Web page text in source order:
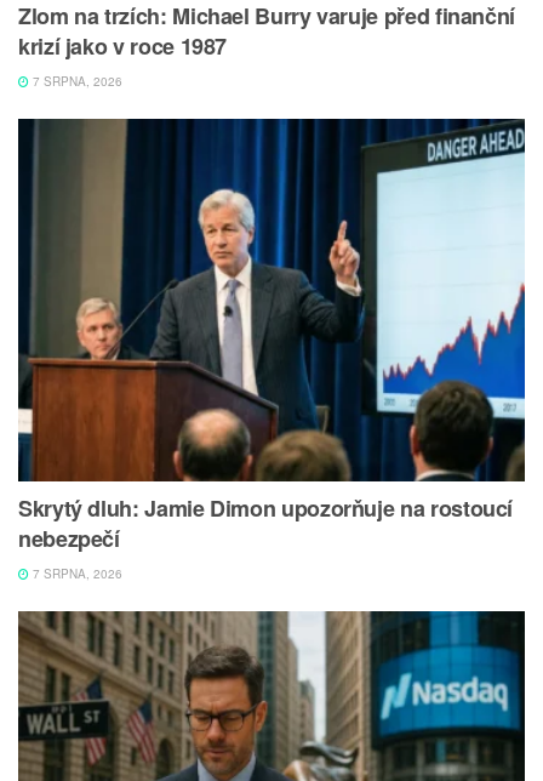
Zlom na trzích: Michael Burry varuje před finanční
krizí jako v roce 1987
7 SRPNA, 2026
Skrytý dluh: Jamie Dimon upozorňuje na rostoucí
nebezpečí
7 SRPNA, 2026